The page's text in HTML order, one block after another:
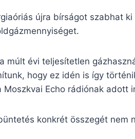
újra bírságot szabhat
múlt évi teljesítetlen
hogy ez idén is így
Moszkvai Echo rádiónak adott
konkrét összegét nem